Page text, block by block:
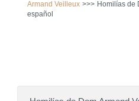
Armand Veilleux >>> Homilías de
español